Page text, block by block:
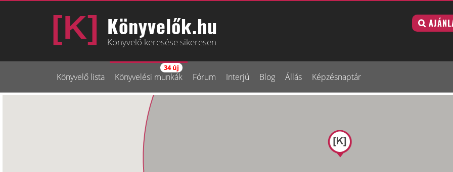
Könyvelők.hu
Könyvelő keresése sikeresen
Könyvelő lista Könyvelési munkák
34 új
Fórum Interjú Blog Állás Képzésnaptár